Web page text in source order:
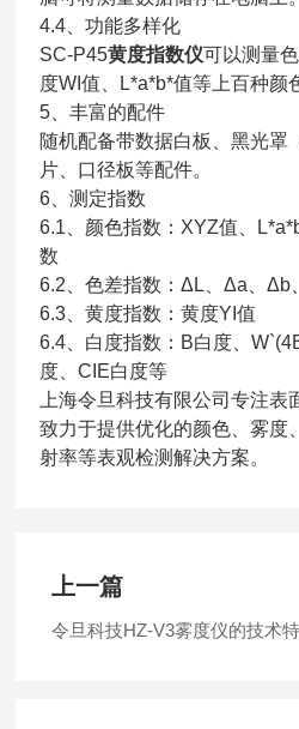
4.4、功能多样化
SC-P45黄度指数仪可以测量
度WI值、L*a*b*值等上百种颜
5、丰富的配件
随机配备带数据白板、黑光罩
片、口径板等配件。
6、测定指数
6.1、颜色指数：XYZ值、
数
6.2、色差指数：ΔL、Δa、Δb
6.3、黄度指数：黄度YI值
6.4、白度指数：B白度、
度、CIE白度等
上海令旦科技有限公司专注表
致力于提供优化的颜色、雾度
射率等表观检测解决方案。
上一篇
令旦科技HZ-V3雾度仪的技术